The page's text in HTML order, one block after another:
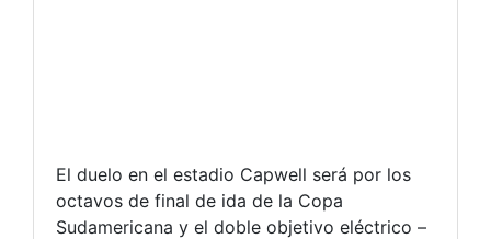
El duelo en el estadio Capwell será por los
octavos de final de ida de la Copa
Sudamericana y el doble objetivo eléctrico –